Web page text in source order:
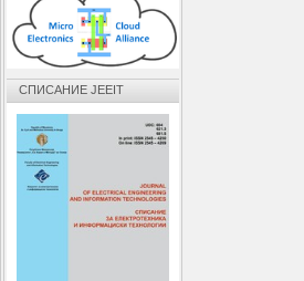
СПИСАНИЕ JEEIT